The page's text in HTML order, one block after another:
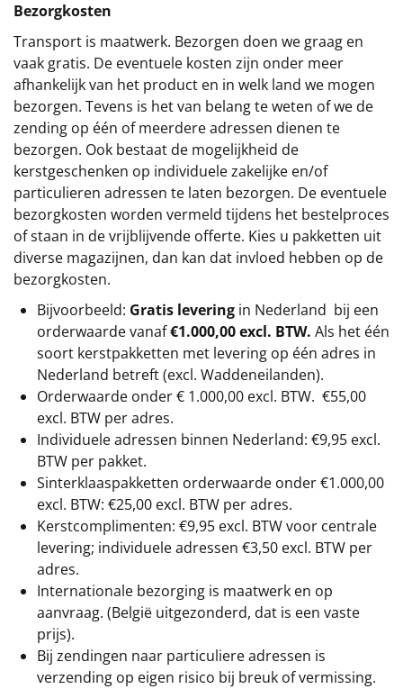
Bezorgkosten
Transport is maatwerk. Bezorgen doen we graag en
vaak gratis. De eventuele kosten zijn onder meer
afhankelijk van het product en in welk land we mogen
bezorgen. Tevens is het van belang te weten of we de
zending op één of meerdere adressen dienen te
bezorgen. Ook bestaat de mogelijkheid de
kerstgeschenken op individuele zakelijke en/of
particulieren adressen te laten bezorgen. De eventuele
bezorgkosten worden vermeld tijdens het bestelproces
of staan in de vrijblijvende offerte. Kies u pakketten uit
diverse magazijnen, dan kan dat invloed hebben op de
bezorgkosten.
Bijvoorbeeld: Gratis levering in Nederland bij een
orderwaarde vanaf€1.000,00 excl. BTW. Als het één
soort kerstpakketten met levering op één adres in
Nederland betreft (excl. Waddeneilanden).
Orderwaarde onder € 1.000,00 excl. BTW. €55,00
excl. BTW per adres.
Individuele adressen binnen Nederland: €9,95 excl.
BTW per pakket.
Sinterklaaspakketten orderwaarde onder €1.000,00
excl. BTW: €25,00 excl. BTW per adres.
Kerstcomplimenten: €9,95 excl. BTW voor centrale
levering; individuele adressen €3,50 excl. BTW per
adres.
Internationale bezorging is maatwerk en op
aanvraag. (België uitgezonderd, dat is een vaste
prijs).
Bij zendingen naar particuliere adressen is
verzending op eigen risico bij breuk of vermissing.